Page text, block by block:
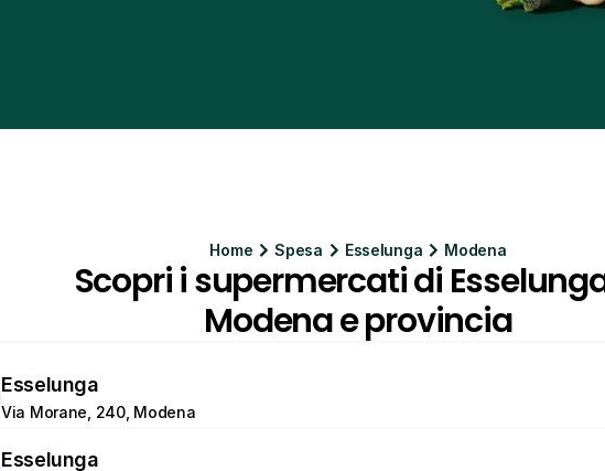
Home Spesa Esselunga Modena
Scopri i supermercati di
Modena e provincia
Esselunga
Via Morane, 240, Modena
Esselunga